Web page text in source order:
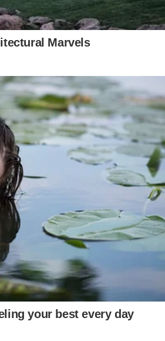
Marvels
your best every day